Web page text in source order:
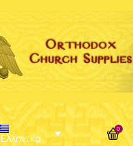
Ελληνικά
0